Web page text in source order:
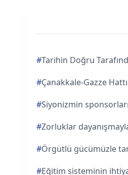
#Tarihin Doğru
#Çanakkale-Gazze
#Siyonizmin
#Zorluklar
#Örgütlü gücümüzle
#Eğitim sisteminin